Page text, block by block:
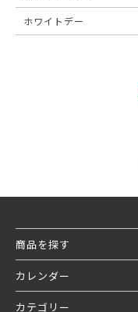
ホワイトデー
商品を探す
カレンダー
カテゴリー